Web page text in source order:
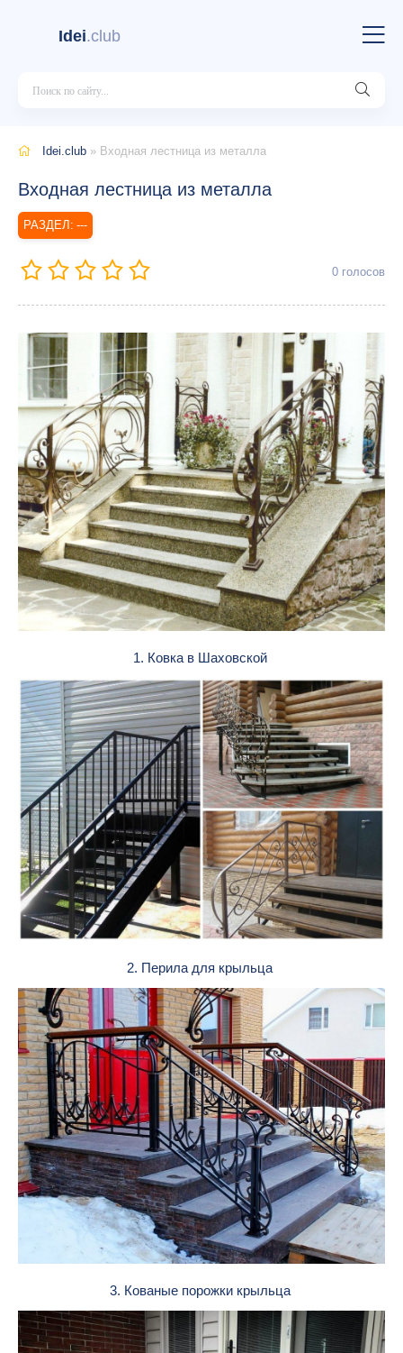
Idei.club
Idei.club » Входная лестница из металла
Входная лестница из металла
---
0 голосов
1. Ковка в Шаховской
2. Перила для крыльца
3. Кованые порожки крыльца